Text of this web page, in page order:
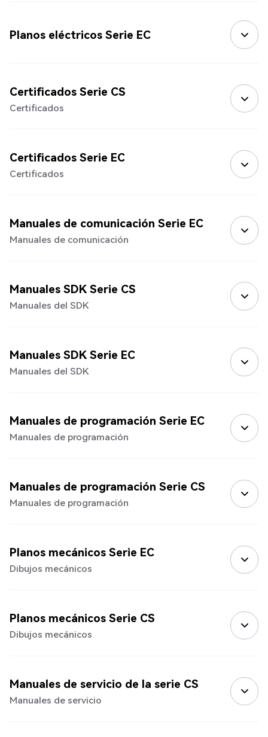
Planos eléctricos Serie EC
Certificados Serie CS
Certificados
Certificados Serie EC
Certificados
Manuales de comunicación Serie EC
Manuales de comunicación
Manuales SDK Serie CS
Manuales del SDK
Manuales SDK Serie EC
Manuales del SDK
Manuales de programación Serie EC
Manuales de programación
Manuales de programación Serie CS
Manuales de programación
Planos mecánicos Serie EC
Dibujos mecánicos
Planos mecánicos Serie CS
Dibujos mecánicos
Manuales de servicio de la serie CS
Manuales de servicio